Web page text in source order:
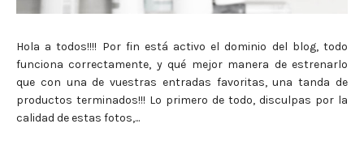
Hola a todos!!!! Por fin está activo el dominio del blog, todo
funciona correctamente, y qué mejor manera de estrenarlo
que con una de vuestras entradas favoritas, una tanda de
productos terminados!!! Lo primero de todo, disculpas por la
calidad de estas fotos,...